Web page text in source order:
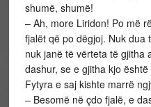
shumë, shumë!
– Ah, more Liridon! Po më
fjalët që po dëgjoj. Nuk dua
nuk janë të vërteta të gjitha
dashur, se e gjitha kjo
Fytyra e saj kishte marrë
– Besomë në çdo fjalë, e